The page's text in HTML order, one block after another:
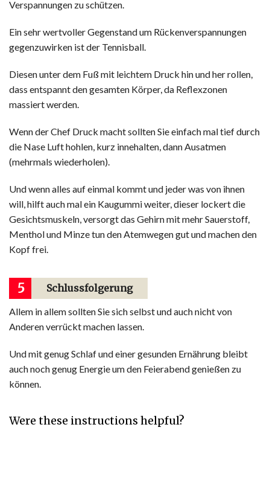
Verspannungen zu schützen.
Ein sehr wertvoller Gegenstand um Rückenverspannungen
gegenzuwirken ist der Tennisball.
Diesen unter dem Fuß mit leichtem Druck hin und her rollen,
dass entspannt den gesamten Körper, da Reflexzonen
massiert werden.
Wenn der Chef Druck macht sollten Sie einfach mal tief durch
die Nase Luft hohlen, kurz innehalten, dann Ausatmen
(mehrmals wiederholen).
Und wenn alles auf einmal kommt und jeder was von ihnen
will, hilft auch mal ein Kaugummi weiter, dieser lockert die
Gesichtsmuskeln, versorgt das Gehirn mit mehr Sauerstoff,
Menthol und Minze tun den Atemwegen gut und machen den
Kopf frei.
5 Schlussfolgerung
Allem in allem sollten Sie sich selbst und auch nicht von
Anderen verrückt machen lassen.
Und mit genug Schlaf und einer gesunden Ernährung bleibt
auch noch genug Energie um den Feierabend genießen zu
können.
Were these instructions helpful?